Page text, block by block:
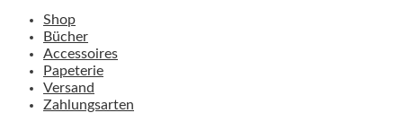
Shop
Bücher
Accessoires
Papeterie
Versand
Zahlungsarten